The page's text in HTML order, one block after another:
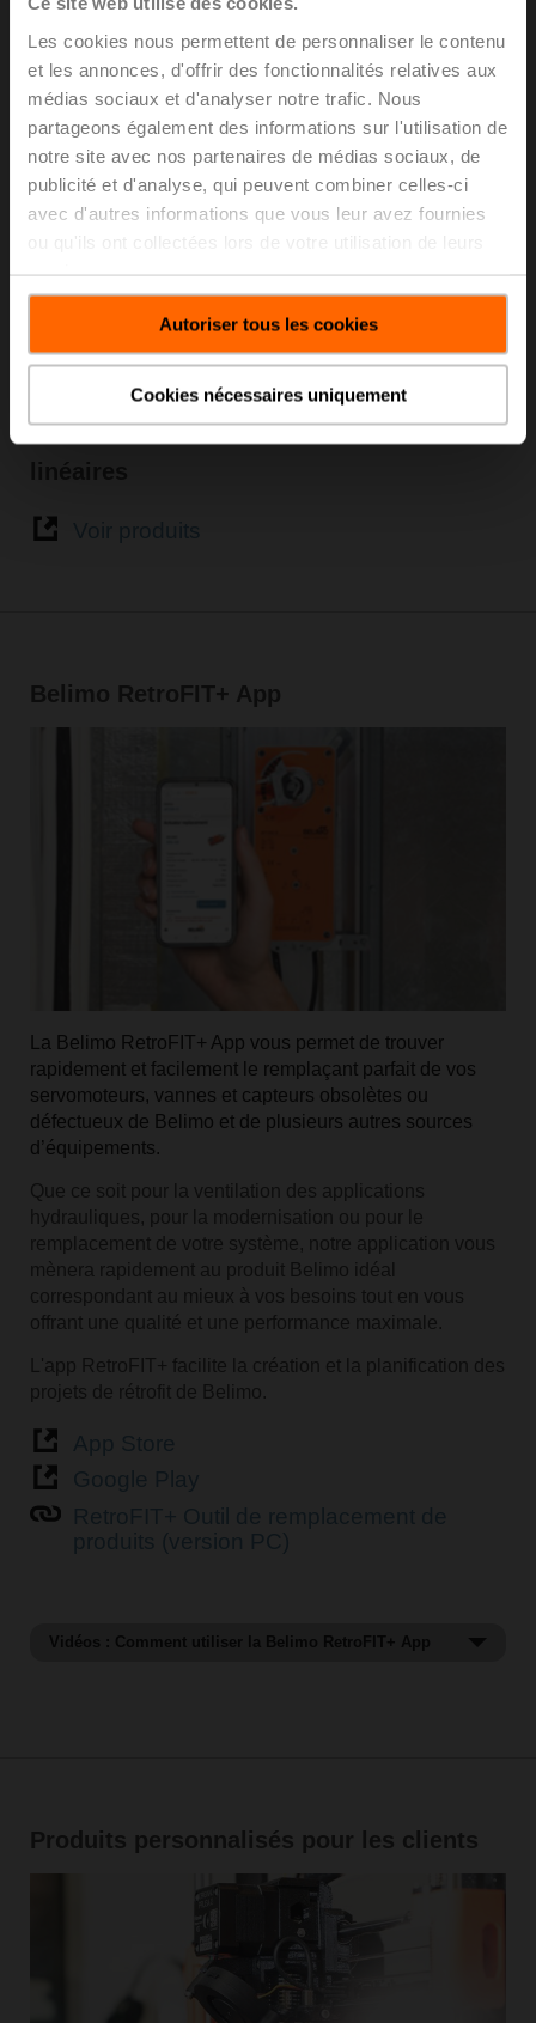
Les cookies nous permettent de personnaliser le contenu
et les annonces, d'offrir des fonctionnalités relatives aux
médias sociaux et d'analyser notre trafic. Nous
partageons également des informations sur l'utilisation de
notre site avec nos partenaires de médias sociaux, de
publicité et d'analyse, qui peuvent combiner celles-ci
avec d'autres informations que vous leur avez fournies
Autoriser tous les cookies
Cookies nécessaires uniquement
Voir produits
Remise à niveau de servomoteurs
Belimo RetroFIT+ App
La Belimo RetroFIT+ App vous permet de trouver
rapidement et facilement le remplaçant parfait de vos
servomoteurs, vannes et capteurs obsolètes ou
défectueux de Belimo et de plusieurs autres sources
d’équipements.
Que ce soit pour la ventilation des applications
hydrauliques, pour la modernisation ou pour le
remplacement de votre système, notre application vous
mènera rapidement au produit Belimo idéal
correspondant au mieux à vos besoins tout en vous
offrant une qualité et une performance maximale.
L'app RetroFIT+ facilite la création et la planification des
projets de rétrofit de Belimo.
Produits personnalisés pour les clients